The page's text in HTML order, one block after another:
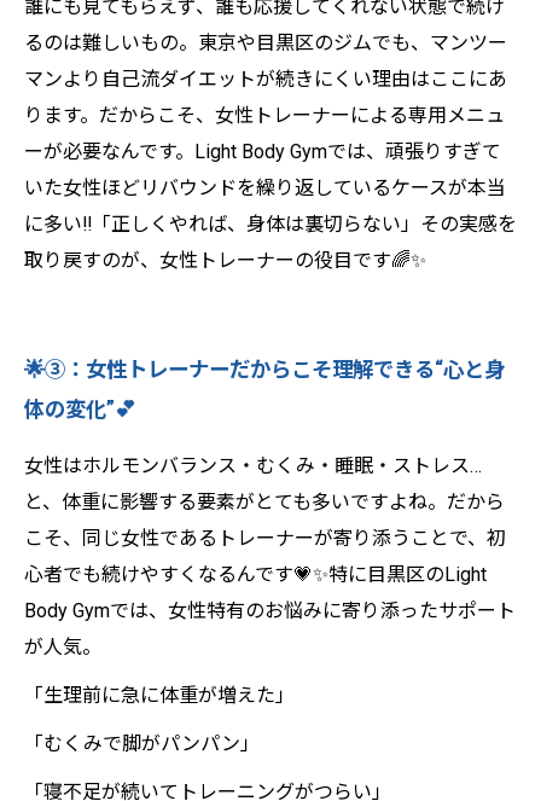
誰にも見てもらえず、誰も応援してくれない状態で続け
るのは難しいもの。東京や目黒区のジムでも、マンツー
マンより自己流ダイエットが続きにくい理由はここにあ
ります。だからこそ、女性トレーナーによる専用メニュ
ーが必要なんです。Light Body Gymでは、頑張りすぎて
いた女性ほどリバウンドを繰り返しているケースが本当
に多い‼️「正しくやれば、身体は裏切らない」その実感を
取り戻すのが、女性トレーナーの役目です🌈✨
🌟③：女性トレーナーだからこそ理解できる“心と身
体の変化”💕
女性はホルモンバランス・むくみ・睡眠・ストレス…
と、体重に影響する要素がとても多いですよね。だから
こそ、同じ女性であるトレーナーが寄り添うことで、初
心者でも続けやすくなるんです💗✨特に目黒区のLight
Body Gymでは、女性特有のお悩みに寄り添ったサポート
が人気。
「生理前に急に体重が増えた」
「むくみで脚がパンパン」
「寝不足が続いてトレーニングがつらい」